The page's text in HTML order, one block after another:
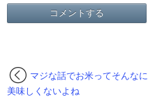
マジな話でお米ってそんなに
美味しくないよね